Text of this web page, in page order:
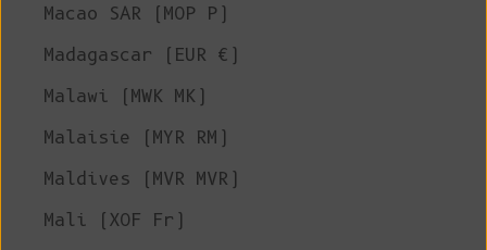
Macao SAR (MOP P)
Madagascar (EUR €)
Malawi (MWK MK)
Malaisie (MYR RM)
Maldives (MVR MVR)
Mali (XOF Fr)